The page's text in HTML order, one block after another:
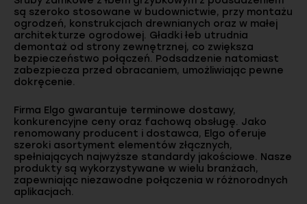
są szeroko stosowane w budownictwie, przy montażu
ogrodzeń, konstrukcjach drewnianych oraz w małej
architekturze ogrodowej. Gładki łeb utrudnia
demontaż od strony zewnętrznej, co zwiększa
bezpieczeństwo połączeń. Podsadzenie natomiast
zabezpiecza przed obracaniem, umożliwiając pewne
dokręcenie.
Firma Elgo gwarantuje terminowe dostawy,
konkurencyjne ceny oraz fachową obsługę. Jako
renomowany producent i dostawca, Elgo oferuje
szeroki asortyment elementów złącznych,
spełniających najwyższe standardy jakościowe. Nasze
produkty są wykorzystywane w wielu branżach,
zapewniając niezawodne połączenia w różnorodnych
aplikacjach.